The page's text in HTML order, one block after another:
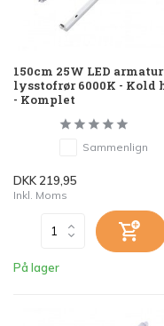
150cm 25W LED armatur
lysstofrør 6000K - Kold
- Komplet
Sammenlign
DKK 219,95
Inkl. Moms
På lager